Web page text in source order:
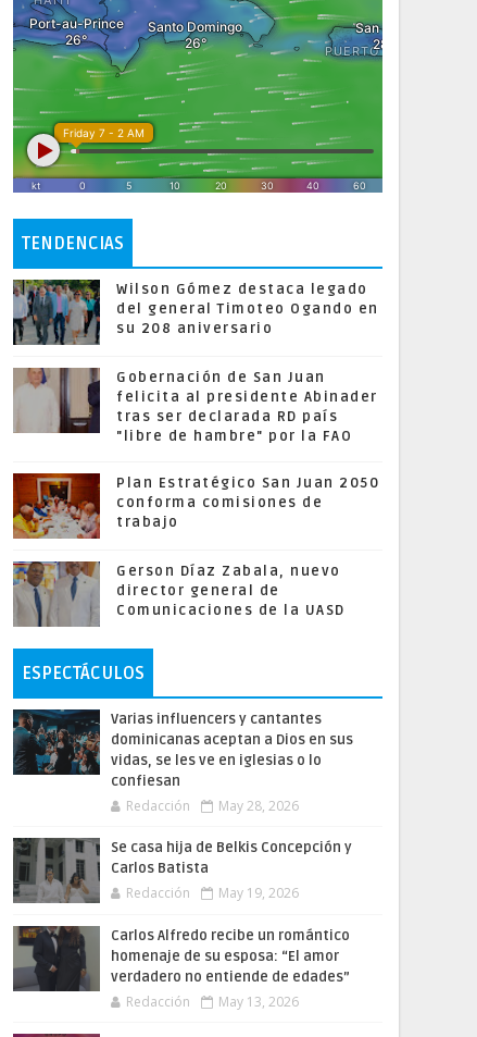
TENDENCIAS
Wilson Gómez destaca legado
del general Timoteo Ogando en
su 208 aniversario
Gobernación de San Juan
felicita al presidente Abinader
tras ser declarada RD país
"libre de hambre" por la FAO
Plan Estratégico San Juan 2050
conforma comisiones de
trabajo
Gerson Díaz Zabala, nuevo
director general de
Comunicaciones de la UASD
ESPECTÁCULOS
Varias influencers y cantantes
dominicanas aceptan a Dios en sus
vidas, se les ve en iglesias o lo
confiesan
Redacción May 28, 2026
Se casa hija de Belkis Concepción y
Carlos Batista
Redacción May 19, 2026
Carlos Alfredo recibe un romántico
homenaje de su esposa: “El amor
verdadero no entiende de edades”
Redacción May 13, 2026